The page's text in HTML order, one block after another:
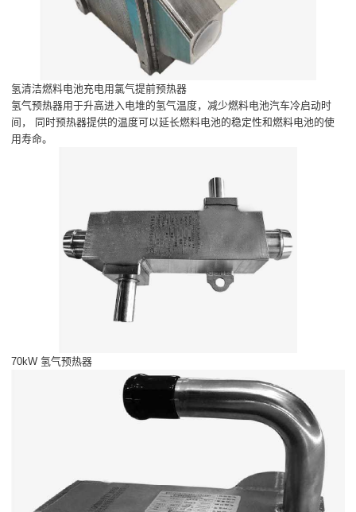
氢清洁燃料电池充电用氯气提前预热器
氢气预热器用于升高进入电堆的氢气温度，减少燃料电池汽车冷启动时
间， 同时预热器提供的温度可以延长燃料电池的稳定性和燃料电池的使
用寿命。
70kW 氢气预热器